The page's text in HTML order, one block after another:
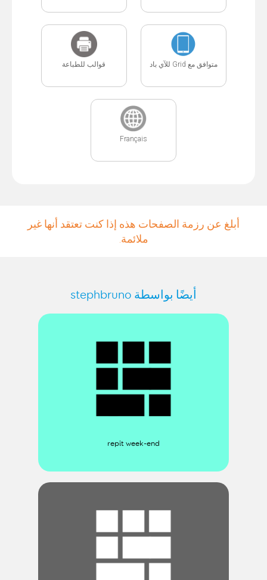
متوافق مع Grid للآي باد قوالب للطباعة
Français
أبلغ عن رزمة الصفحات هذه إذا كنت تعتقد أنها غير
ملائمة.
أيضًا بواسطة stephbruno
repit week-end